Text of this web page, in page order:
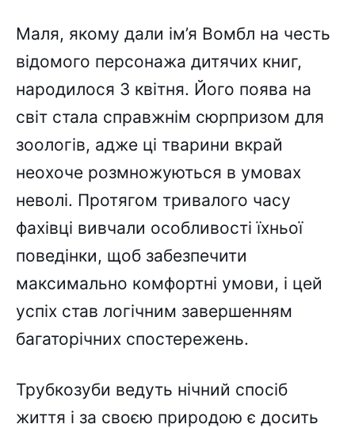
Маля, якому дали ім’я Вомбл на честь
відомого персонажа дитячих книг,
народилося 3 квітня. Його поява на
світ стала справжнім сюрпризом для
зоологів, адже ці тварини вкрай
неохоче розмножуються в умовах
неволі. Протягом тривалого часу
фахівці вивчали особливості їхньої
поведінки, щоб забезпечити
максимально комфортні умови, і цей
успіх став логічним завершенням
багаторічних спостережень.
Трубкозуби ведуть нічний спосіб
життя і за своєю природою є досить